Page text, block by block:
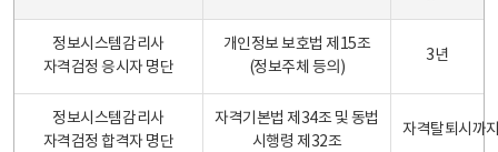
정보시스템감리사
자격검정 응시자 명단
개인정보 보호법 제15조
(정보주체 등의)
3년
정보시스템감리사
자격검정 합격자 명단
자격기본법 제34조 및 동법
시행령 제32조
자격탈퇴시까